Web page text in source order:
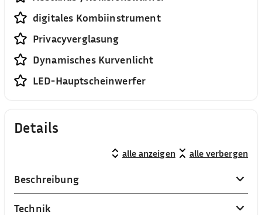
digitales Kombiinstrument
Privacyverglasung
Dynamisches Kurvenlicht
LED-Hauptscheinwerfer
Details
alle anzeigen alle verbergen
Beschreibung
Technik